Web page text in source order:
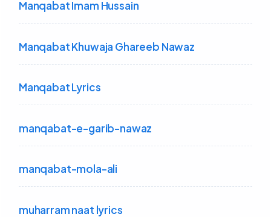
Manqabat Imam Hussain
Manqabat Khuwaja Ghareeb Nawaz
Manqabat Lyrics
manqabat-e-garib-nawaz
manqabat-mola-ali
muharram naat lyrics